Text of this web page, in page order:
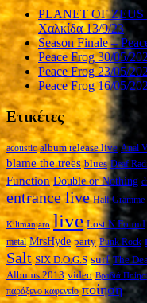
PLANET OF
Χαλκίδα 13/9/23
Season Finale –
Peace Frog 30/05/
Peace Frog 23/05/
Peace Frog 16/05/
Ετικέτες
acoustic album release live Anal
blame the trees blues Deaf
Function Double or Nothing
entrance live Half Gramme
Kilimanjaro live Lost N Found
metal MrsHyde party Punk Rock
Salt SIX D.O.G.S surf The
Albums 2013 video Βραδιά
παράξενο καφενείο ποίηση